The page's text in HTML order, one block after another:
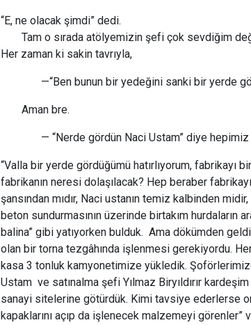
“E, ne olacak şimdi” dedi.
Tam o sırada atölyemizin şefi çok sevdiğim
Her zaman ki sakin tavrıyla,
—“Ben bunun bir yedeğini sanki bir yerde
Aman bre.
— “Nerde gördün Naci Ustam” diye hepimiz
“Valla bir yerde gördüğümü hatırlıyorum, fabrikayı
fabrikanın neresi dolaşılacak? Hep beraber
şansından mıdır, Naci ustanın temiz kalbinden
beton sundurmasının üzerinde birtakım hurdaların
balina” gibi yatıyorken bulduk. Ama dökümden
olan bir torna tezgâhında işlenmesi gerekiyordu.
kasa 3 tonluk kamyonetimize yükledik.
Ustam ve satınalma şefi Yılmaz Biryıldırır
sanayi sitelerine götürdük. Kimi tavsiye ederlerse
kapaklarını açıp da işlenecek malzemeyi görenler”